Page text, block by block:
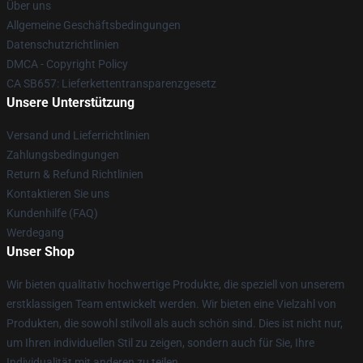
Über uns
Allgemeine Geschäftsbedingungen
Datenschutzrichtlinien
DMCA - Copyright Policy
CA SB657: Lieferkettentransparenzgesetz
Unsere Unterstützung
Versand und Lieferrichtlinien
Zahlungsbedingungen
Return & Refund Richtlinien
Kontaktieren Sie uns
Kundenhilfe (FAQ)
Werdegang
Unser Shop
Wir bieten qualitativ hochwertige Produkte, die speziell von unserem
erstklassigen Team entwickelt werden. Wir bieten eine Vielzahl von
Produkten, die sowohl stilvoll als auch schön sind. Dies ist nicht nur,
um Ihren individuellen Stil zu zeigen, sondern auch für Sie, Ihre